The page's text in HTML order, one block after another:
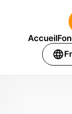
Accueil
language